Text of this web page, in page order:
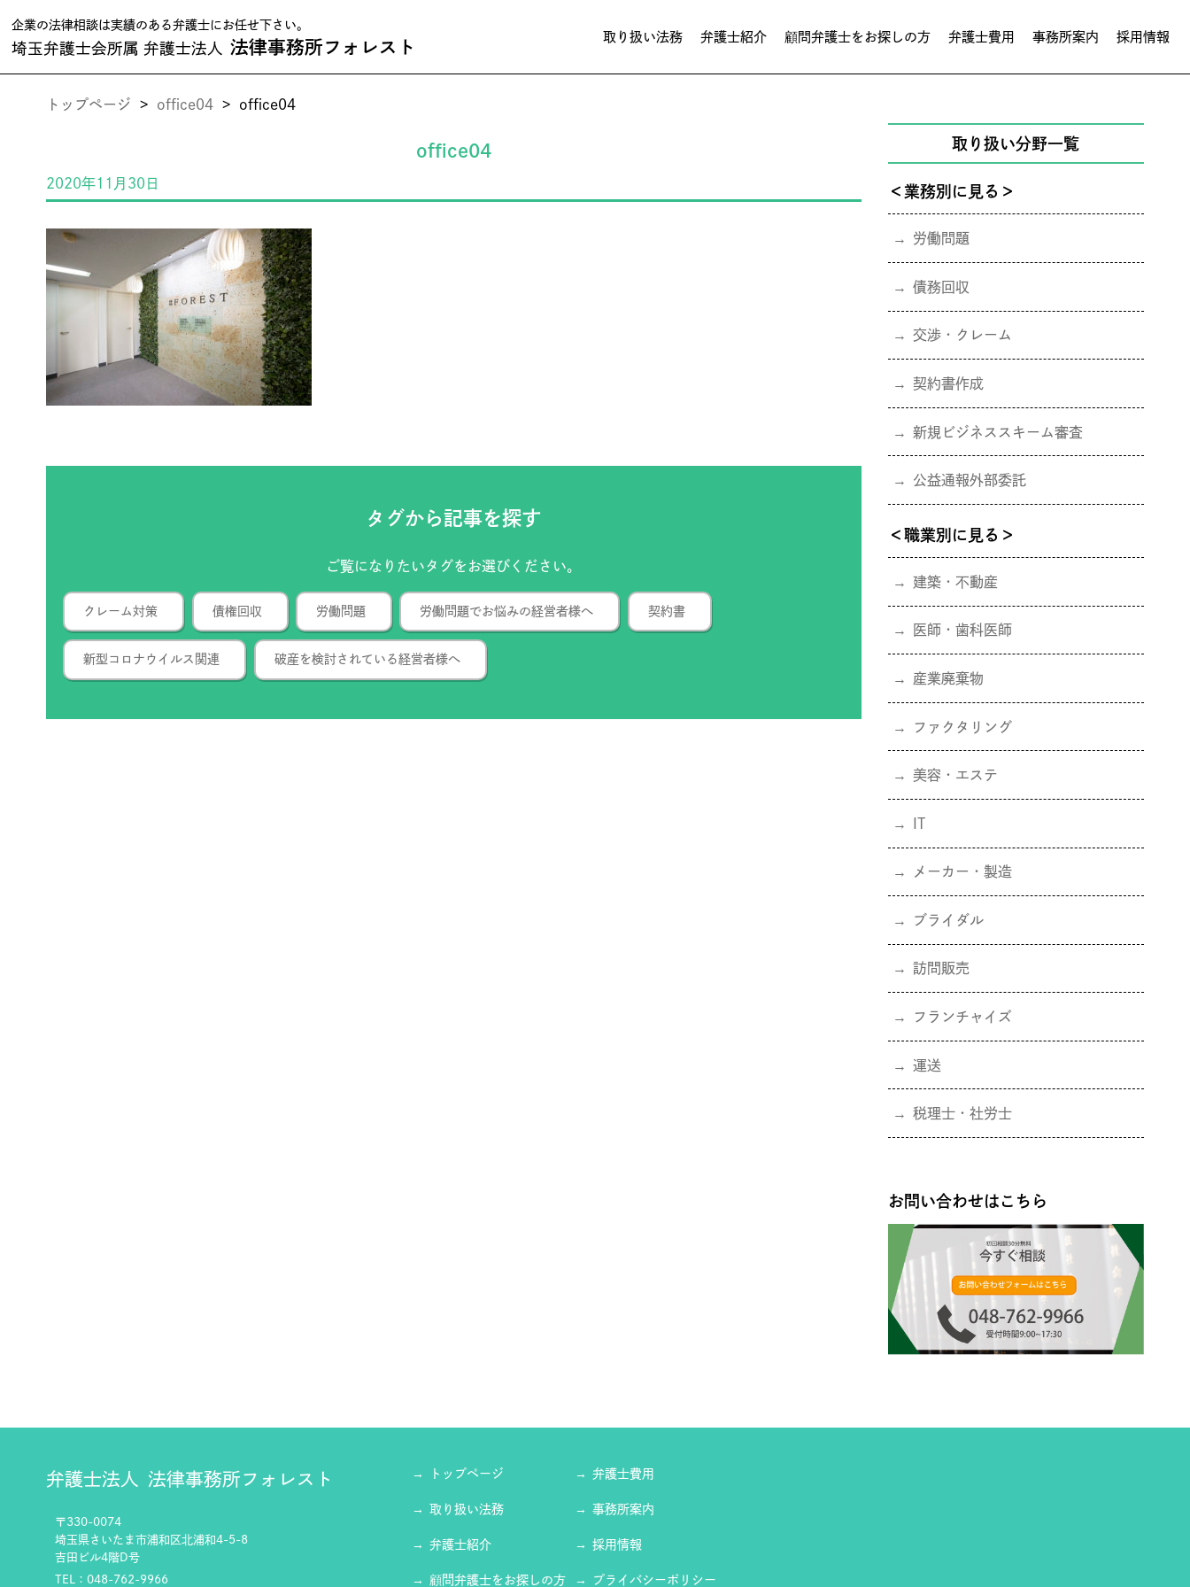
企業の法律相談は実績のある弁護士にお任せ下さい。
埼玉弁護士会所属 弁護士法人 法律事務所フォレスト
取り扱い法務 弁護士紹介 顧問弁護士をお探しの方 弁護士費用 事務所案内 採用情報
トップページ > office04 > office04
office04
2020年11月30日
タグから記事を探す
ご覧になりたいタグをお選びください。
クレーム対策 債権回収 労働問題 労働問題でお悩みの経営者様へ 契約書
新型コロナウイルス関連 破産を検討されている経営者様へ
取り扱い分野一覧
＜業務別に見る＞
労働問題
債務回収
交渉・クレーム
契約書作成
新規ビジネススキーム審査
公益通報外部委託
＜職業別に見る＞
建築・不動産
医師・歯科医師
産業廃棄物
ファクタリング
美容・エステ
IT
メーカー・製造
ブライダル
訪問販売
フランチャイズ
運送
税理士・社労士
お問い合わせはこちら
弁護士法人 法律事務所フォレスト
〒330-0074
埼玉県さいたま市浦和区北浦和4-5-8
吉田ビル4階D号
TEL：048-762-9966
トップページ
取り扱い法務
弁護士紹介
顧問弁護士をお探しの方
弁護士費用
事務所案内
採用情報
プライバシーポリシー